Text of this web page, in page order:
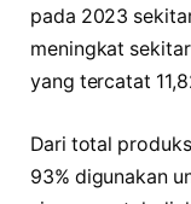
pada 2023
meningkat
yang tercatat
Dari total
93% digunakan